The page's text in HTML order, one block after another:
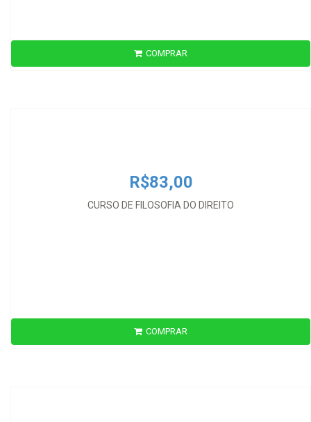
COMPRAR
R$83,00
CURSO DE FILOSOFIA DO DIREITO
R$83,00
COMPRAR
R$100,00